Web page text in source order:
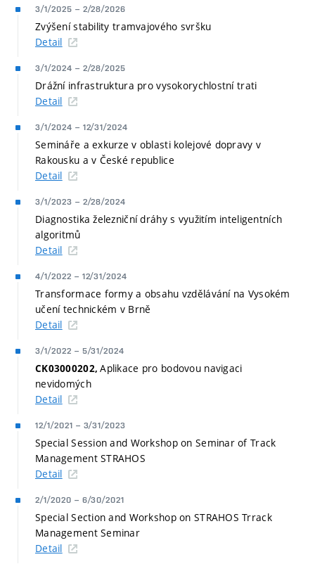
3/1/2025 – 2/28/2026
Zvýšení stability tramvajového svršku
Detail
3/1/2024 – 2/28/2025
Drážní infrastruktura pro vysokorychlostní trati
Detail
3/1/2024 – 12/31/2024
Semináře a exkurze v oblasti kolejové dopravy v
Rakousku a v České republice
Detail
3/1/2023 – 2/28/2024
Diagnostika železniční dráhy s využitím inteligentních
algoritmů
Detail
4/1/2022 – 12/31/2024
Transformace formy a obsahu vzdělávání na Vysokém
učení technickém v Brně
Detail
3/1/2022 – 5/31/2024
CK03000202,Aplikace pro bodovou navigaci
nevidomých
Detail
12/1/2021 – 3/31/2023
Special Session and Workshop on Seminar of Track
Management STRAHOS
Detail
2/1/2020 – 6/30/2021
Special Section and Workshop on STRAHOS Trrack
Management Seminar
Detail